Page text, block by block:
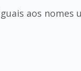
aos